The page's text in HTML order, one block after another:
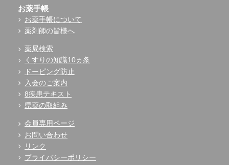
お薬手帳
お薬手帳について
薬剤師の皆様へ
薬局検索
くすりの知識10ヵ条
ドーピング防止
入会のご案内
8疾患テキスト
県薬の取組み
会員専用ページ
お問い合わせ
リンク
プライバシーポリシー